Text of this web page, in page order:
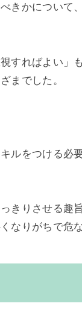
きかについて
すればよい」
までした。
ルをつける必
きりさせる趣
なりがちで危